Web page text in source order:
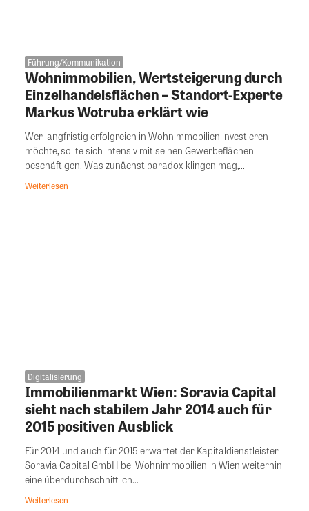
Führung/Kommunikation
Wohnimmobilien, Wertsteigerung durch
Einzelhandelsflächen – Standort-Experte
Markus Wotruba erklärt wie
Wer langfristig erfolgreich in Wohnimmobilien investieren
möchte, sollte sich intensiv mit seinen Gewerbeflächen
beschäftigen. Was zunächst paradox klingen mag,...
Weiterlesen
Digitalisierung
Immobilienmarkt Wien: Soravia Capital
sieht nach stabilem Jahr 2014 auch für
2015 positiven Ausblick
Für 2014 und auch für 2015 erwartet der Kapitaldienstleister
Soravia Capital GmbH bei Wohnimmobilien in Wien weiterhin
eine überdurchschnittlich...
Weiterlesen